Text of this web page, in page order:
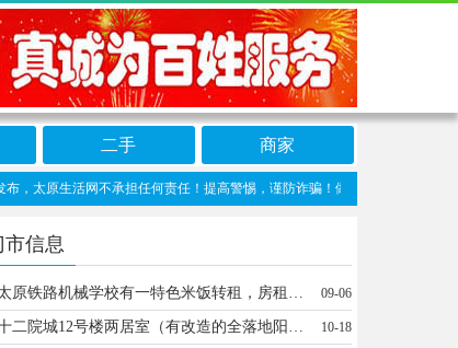
二手 商家
太原生活网不承担任何责任！提高警惕，谨防诈骗！做推广、做信息置顶！
市信息
太原铁路机械学校有一特色米饭转租，房租2万，抽点9个，客流稳定，可实地考察 因有事不能继续，特寻找有缘人来接手，15725436823微信同号 09-06
十二院城12号楼两居室（有改造的全落地阳光阳台）家具家电齐全，诚心出租，有意者可联系13935128312 10-18